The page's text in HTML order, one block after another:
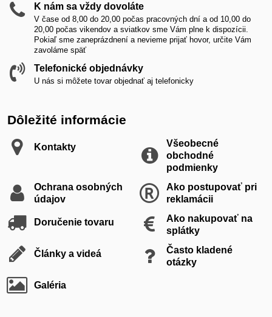
K nám sa vždy dovoláte
V čase od 8,00 do 20,00 počas pracovných dní a od 10,00 do
20,00 počas vikendov a sviatkov sme Vám plne k dispozícii.
Pokiaľ sme zaneprázdnení a nevieme prijať hovor, určite Vám
zavoláme späť
Telefonické objednávky
U nás si môžete tovar objednať aj telefonicky
Dôležité informácie
Kontakty
Všeobecné
obchodné
podmienky
Ochrana osobných
údajov
Ako postupovať pri
reklamácii
Doručenie tovaru
Ako nakupovať na
splátky
Články a videá
Často kladené
otázky
Galéria